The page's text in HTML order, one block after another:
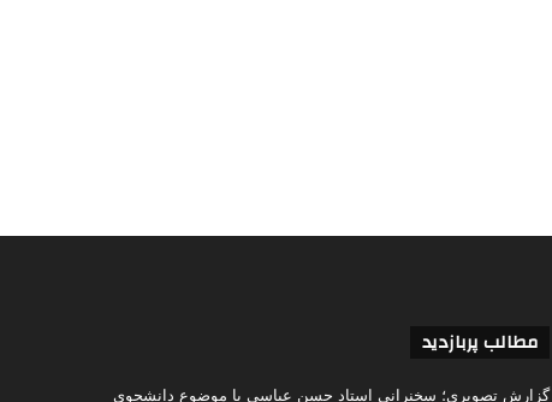
مطالب پربازدید
گزارش تصویری؛ سخنرانی استاد حسن عباسی با موضوع دانشجوی